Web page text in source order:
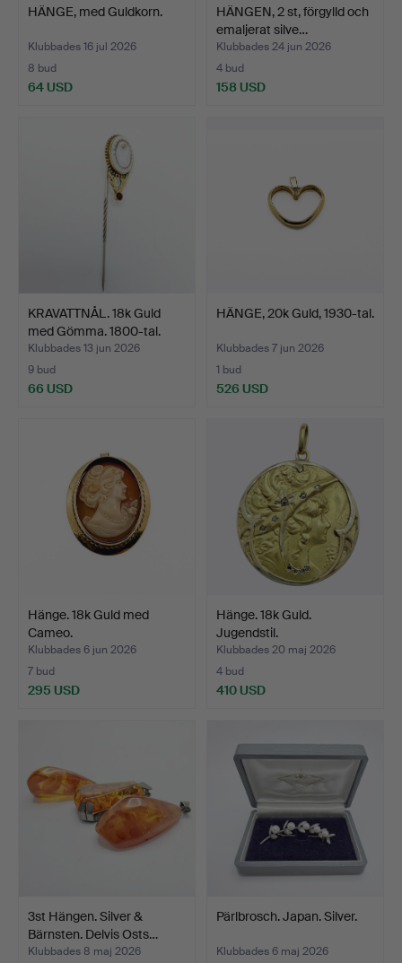
HÄNGE, med Guldkorn.
Klubbades 16 jul 2026
8 bud
64 USD
HÄNGEN, 2 st, förgylld och
emaljerat silve…
Klubbades 24 jun 2026
4 bud
158 USD
KRAVATTNÅL. 18k Guld
med Gömma. 1800-tal.
Klubbades 13 jun 2026
9 bud
66 USD
HÄNGE, 20k Guld, 1930-tal.
Klubbades 7 jun 2026
1 bud
526 USD
Hänge. 18k Guld med
Cameo.
Klubbades 6 jun 2026
7 bud
295 USD
Hänge. 18k Guld.
Jugendstil.
Klubbades 20 maj 2026
4 bud
410 USD
3st Hängen. Silver &
Bärnsten. Delvis Osts…
Klubbades 8 maj 2026
Pärlbrosch. Japan. Silver.
Klubbades 6 maj 2026